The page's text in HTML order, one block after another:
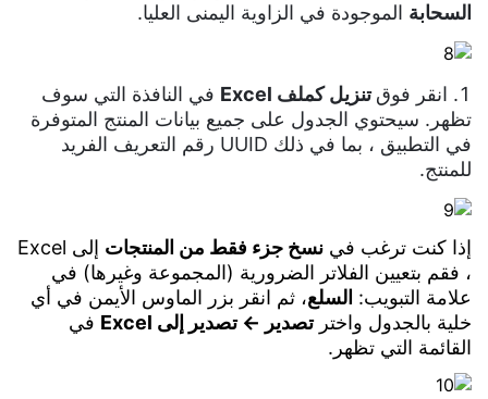
السحابة الموجودة في الزاوية اليمنى العليا.
انقر فوقتنزيل كملف Excel
في النافذة التي سوف
تظهر. سيحتوي الجدول على جميع بيانات المنتج المتوفرة
في التطبيق ، بما في ذلك UUID رقم التعريف الفريد
للمنتج.
إذا كنت ترغب في نسخ جزء فقط من المنتجات
إلى Excel
، فقم بتعيين الفلاتر الضرورية (المجموعة وغيرها) في
علامة التبويب: السلع، ثم انقر بزر الماوس الأيمن في أي
خلية بالجدول واخترتصدير ← تصدير إلى Excel
في
القائمة التي تظهر.